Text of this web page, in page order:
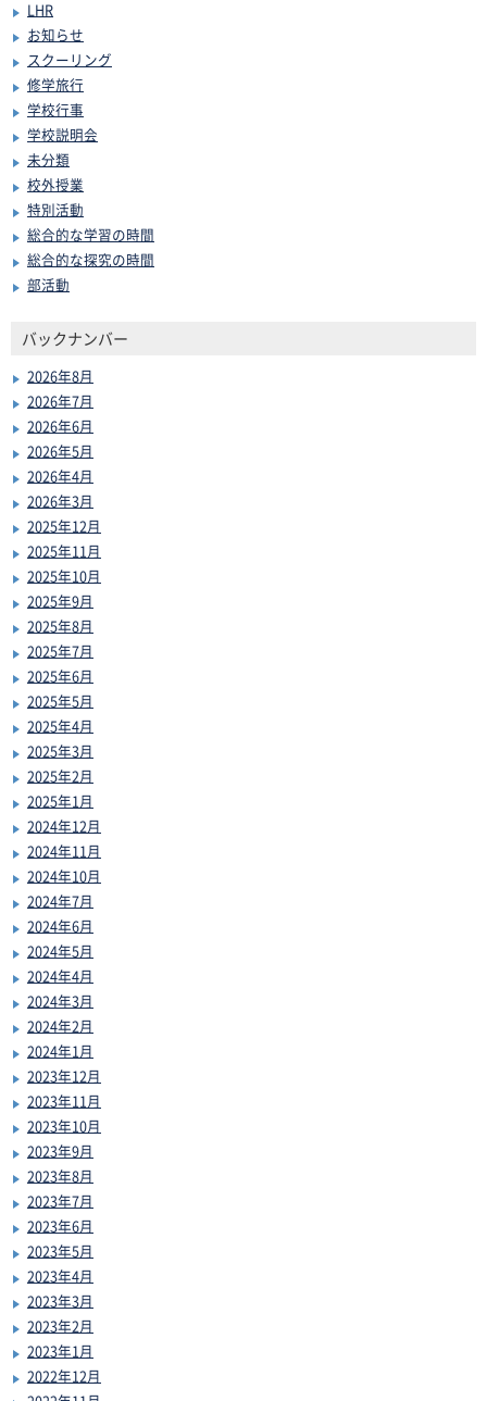
LHR
お知らせ
スクーリング
修学旅行
学校行事
学校説明会
未分類
校外授業
特別活動
総合的な学習の時間
総合的な探究の時間
部活動
バックナンバー
2026年8月
2026年7月
2026年6月
2026年5月
2026年4月
2026年3月
2025年12月
2025年11月
2025年10月
2025年9月
2025年8月
2025年7月
2025年6月
2025年5月
2025年4月
2025年3月
2025年2月
2025年1月
2024年12月
2024年11月
2024年10月
2024年7月
2024年6月
2024年5月
2024年4月
2024年3月
2024年2月
2024年1月
2023年12月
2023年11月
2023年10月
2023年9月
2023年8月
2023年7月
2023年6月
2023年5月
2023年4月
2023年3月
2023年2月
2023年1月
2022年12月